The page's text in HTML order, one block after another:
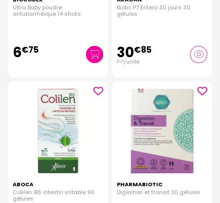
Ultra Baby poudre
antidiarrhéique 14 sticks
6€75
Biotic P7 Entero 30 jours 30
gélules
30€85
1€03/unité
ABOCA
Colilen IBS intestin irritable 96
gélules
PHARMABIOTIC
Digestion et transit 30 gélules